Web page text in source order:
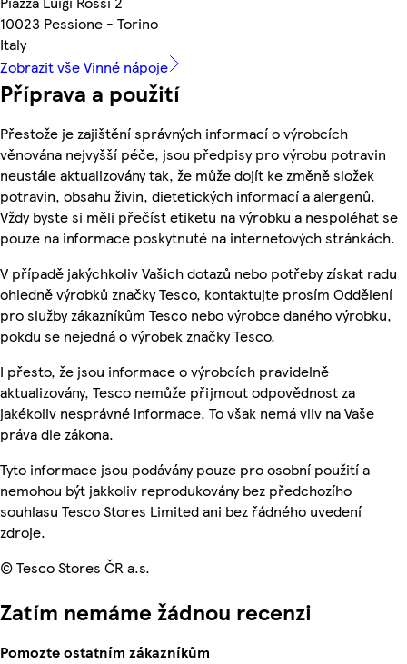
10023 Pessione - Torino
Italy
Zobrazit vše Vinné nápoje
Příprava a použití
Přestože je zajištění správných informací o výrobcích
věnována nejvyšší péče, jsou předpisy pro výrobu potravin
neustále aktualizovány tak, že může dojít ke změně složek
potravin, obsahu živin, dietetických informací a alergenů.
Vždy byste si měli přečíst etiketu na výrobku a nespoléhat se
pouze na informace poskytnuté na internetových stránkách.
V případě jakýchkoliv Vašich dotazů nebo potřeby získat radu
ohledně výrobků značky Tesco, kontaktujte prosím Oddělení
pro služby zákazníkům Tesco nebo výrobce daného výrobku,
pokdu se nejedná o výrobek značky Tesco.
I přesto, že jsou informace o výrobcích pravidelně
aktualizovány, Tesco nemůže přijmout odpovědnost za
jakékoliv nesprávné informace. To však nemá vliv na Vaše
práva dle zákona.
Tyto informace jsou podávány pouze pro osobní použití a
nemohou být jakkoliv reprodukovány bez předchozího
souhlasu Tesco Stores Limited ani bez řádného uvedení
zdroje.
© Tesco Stores ČR a.s.
Zatím nemáme žádnou recenzi
Pomozte ostatním zákazníkům